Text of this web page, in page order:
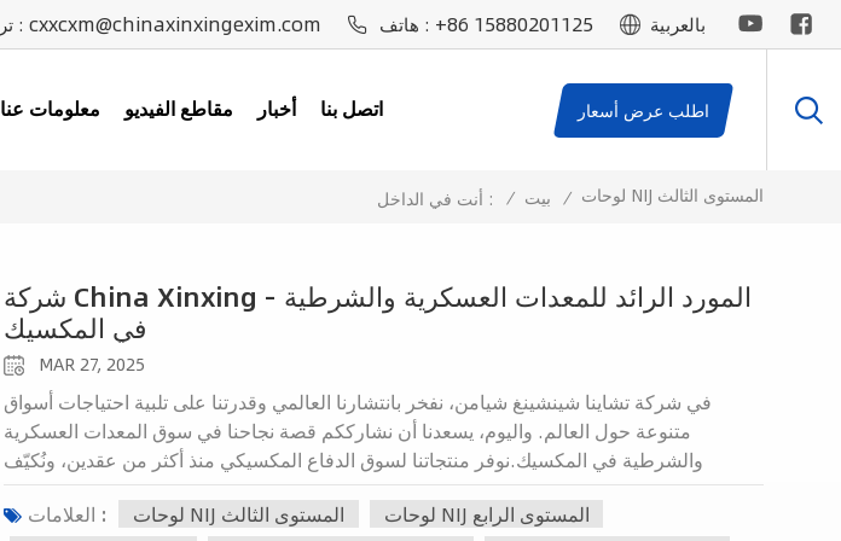
ترك رسالة : cxxcxm@chinaxinxingexim.com هاتف : +86 15880201125 بالعربية
معلومات عنا مقاطع الفيديو أخبار اتصل بنا اطلب عرض أسعار
أنت في الداخل : / بيت / لوحات NIJ المستوى الثالث
شركة China Xinxing - المورد الرائد للمعدات العسكرية والشرطية
في المكسيك
MAR 27, 2025
في شركة تشاينا شينشينغ شيامن، نفخر بانتشارنا العالمي وقدرتنا على تلبية احتياجات أسواق
متنوعة حول العالم. واليوم، يسعدنا أن نشارككم قصة نجاحنا في سوق المعدات العسكرية
والشرطية في المكسيك.نوفر منتجاتنا لسوق الدفاع المكسيكي منذ أكثر من عقدين، ونُكيّف
منتجاتنا وخدماتنا لتلبية احتياجات وتفضيلات الجيش والشرطة المكسيكيين. وبفضل أبحاث السوق
المكثفة وفريقنا المتخصص، حققنا نموًا ونجاحًا متواصلين.التزامنا بالتخصيص والتكيف لتقديم حلول
العلامات : لوحات NIJ المستوى الثالث
لوحات NIJ المستوى الرابع